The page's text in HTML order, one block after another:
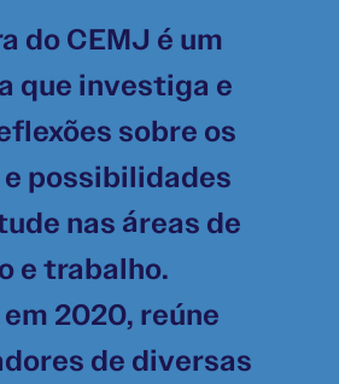
do CEMJ é um
que investiga e
sobre os
possibilidades
nas áreas de
e trabalho.
2020, reúne
de diversas